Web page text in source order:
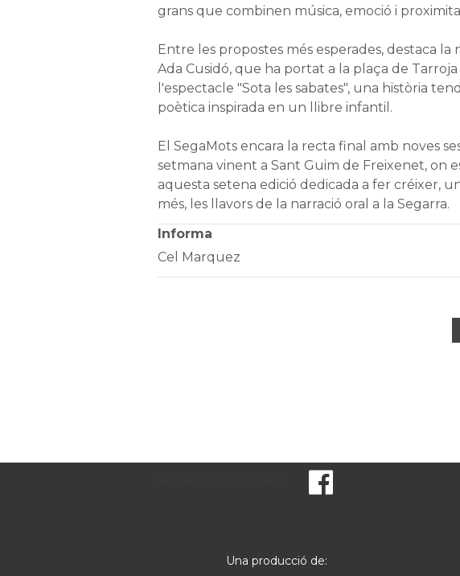
grans que combinen música, emoció i
Entre les propostes més esperades, destaca la
Ada Cusidó, que ha portat a la plaça de Tarroja
l'espectacle "Sota les sabates", una història
poètica inspirada en un llibre infantil.
El SegaMots encara la recta final amb noves
setmana vinent a Sant Guim de Freixenet, on
aquesta setena edició dedicada a fer créixer,
més, les llavors de la narració oral a la Segarra.
Informa
Cel Marquez
Una producció de: